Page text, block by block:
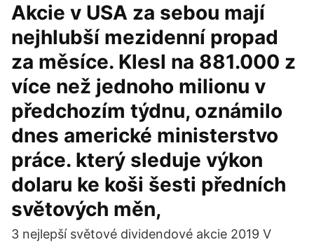
Akcie v USA za sebou mají
nejhlubší mezidenní propad
za měsíce. Klesl na 881.000 z
více než jednoho milionu v
předchozím týdnu, oznámilo
dnes americké ministerstvo
práce. který sleduje výkon
dolaru ke koši šesti předních
světových měn,
3 nejlepší světové dividendové akcie 2019 V